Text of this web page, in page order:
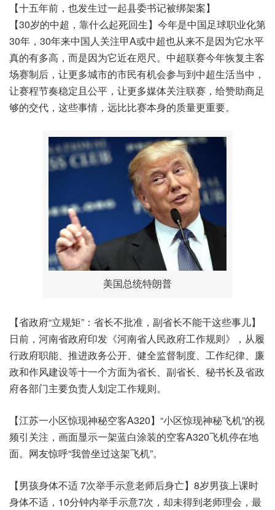
【十五年前，也发生过一起县委书记被绑架案】
【30岁的中超，靠什么起死回生】今年是中国足球职业化第
30年，30年来中国人关注甲A或中超也从来不是因为它水平
真的有多高，而是因为它近在咫尺。中超联赛今年恢复主客
场赛制后，让更多城市的市民有机会参与到中超生活当中，
让赛程节奏稳定且公平，让更多媒体关注联赛，给赞助商足
够的交代，这些事情，远比比赛本身的质量更重要。
美国总统特朗普
【省政府“立规矩”：省长不批准，副省长不能干这些事儿】
日前，河南省政府印发《河南省人民政府工作规则》，从履
行政府职能、推进政务公开、健全监督制度、工作纪律、廉
政和作风建设等十一个方面为省长、副省长、秘书长及省政
府各部门主要负责人划定工作规则。
【江苏一小区惊现神秘空客A320】“小区惊现神秘飞机”的视
频引关注，画面显示一架蓝白涂装的空客A320飞机停在地
面。网友惊呼“我曾坐过这架飞机”。
【男孩身体不适 7次举手示意老师后身亡】8岁男孩上课时
身体不适，10分钟内举手示意7次，却未得到老师理会，最